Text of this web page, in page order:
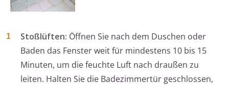
Stoßlüften: Öffnen Sie nach dem Duschen oder
Baden das Fenster weit für mindestens 10 bis 15
Minuten, um die feuchte Luft nach draußen zu
leiten. Halten Sie die Badezimmertür geschlossen,